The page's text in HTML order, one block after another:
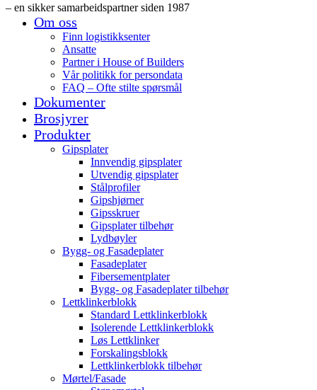
– en sikker samarbeidspartner siden 1987
Om oss
Finn logistikksenter
Ansatte
Partner i House of Builders
Vår politikk for persondata
FAQ – Ofte stilte spørsmål
Dokumenter
Brosjyrer
Produkter
Gipsplater
Innvendig gipsplater
Utvendig gipsplater
Stålprofiler
Gipshjørner
Gipsskruer
Gipsplater tilbehør
Lydbøyler
Bygg- og Fasadeplater
Fasadeplater
Fibersementplater
Bygg- og Fasadeplater tilbehør
Lettklinkerblokk
Standard Lettklinkerblokk
Isolerende Lettklinkerblokk
Løs Lettklinker
Forskalingsblokk
Lettklinkerblokk tilbehør
Mørtel/Fasade